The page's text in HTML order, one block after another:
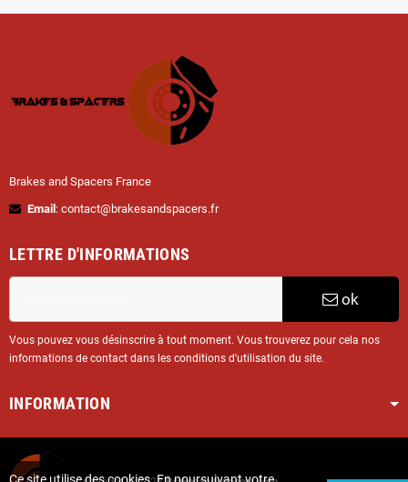
Brakes and Spacers France
Email : contact@brakesandspacers.fr
LETTRE D'INFORMATIONS
ok
Vous pouvez vous désinscrire à tout moment. Vous trouverez pour cela nos
informations de contact dans les conditions d'utilisation du site.
INFORMATION